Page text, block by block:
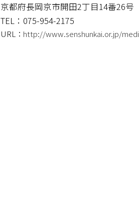
京都府長岡京市開田2丁目14番26号
TEL：075-954-2175
URL： http://www.senshunkai.or.jp/